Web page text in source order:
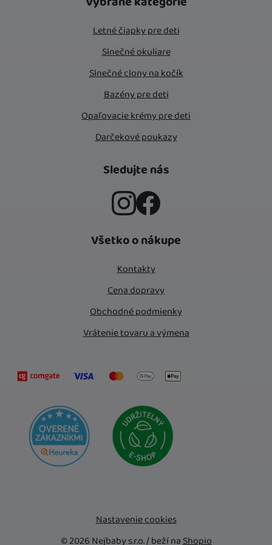
Letné čiapky pre deti
Slnečné okuliare
Slnečné clony na kočík
Bazény pre deti
Opaľovacie krémy pre deti
Darčekové poukazy
Sledujte nás
Všetko o nákupe
Kontakty
Cena dopravy
Obchodné podmienky
Vrátenie tovaru a výmena
Nastavenie cookies
© 2026 Nejbaby s.r.o. /beží naShopio